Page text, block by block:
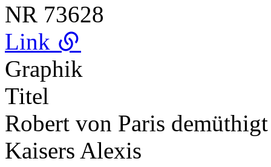
NR 73628
Link
Graphik
Titel
Robert von Paris
Kaisers Alexis